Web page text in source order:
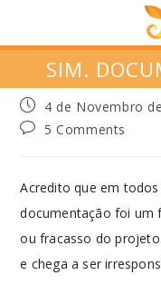
SIM.
4 de Novembro
5 Comments
Acredito que em
documentação foi um
ou fracasso do
e chega a ser